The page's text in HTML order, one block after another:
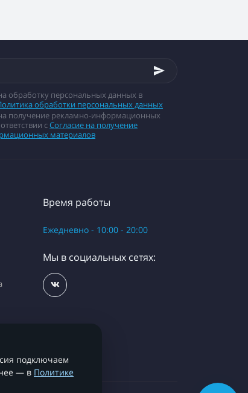
обработку персональных данных в
обработки персональных данных
получение рекламно-информационных
сСогласие на получение
материалов
Время работы
Ежедневно - 10:00 - 20:00
Мы в социальных сетях:
подключаем
— в Политике